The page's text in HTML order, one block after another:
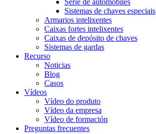
Serie de automóbiles
Sistemas de chaves especiais
Armarios intelixentes
Caixas fortes intelixentes
Caixas de depósito de chaves
Sistemas de gardas
Recurso
Noticias
Blog
Casos
Vídeos
Vídeo do produto
Vídeo da empresa
Vídeo de formación
Preguntas frecuentes